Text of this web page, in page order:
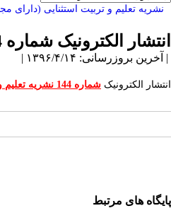
نشریه تعلیم و تربیت استثنایی
انتشار الکترونیک شماره 144 نشریه
| آخرین بروزرسانی: ۱۳۹۶/۴/۱۴ |
انتشار الکترونیک شماره 144 نشریه تعلیم و تربیت استثنایی
پایگاه های مرتبط